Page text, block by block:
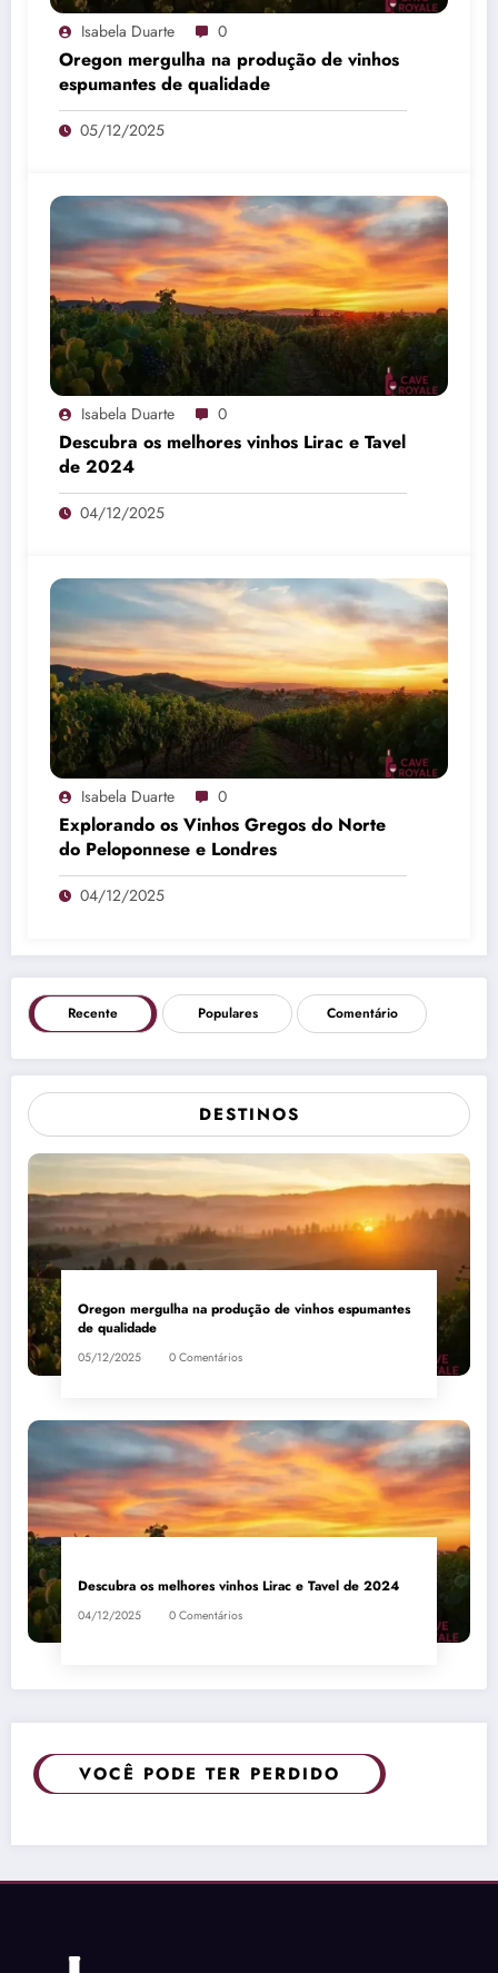
Isabela Duarte 0
Oregon mergulha na produção de vinhos
espumantes de qualidade
05/12/2025
Isabela Duarte 0
Descubra os melhores vinhos Lirac e Tavel
de 2024
04/12/2025
Isabela Duarte 0
Explorando os Vinhos Gregos do Norte
do Peloponnese e Londres
04/12/2025
Recente Populares Comentário
DESTINOS
Oregon mergulha na produção de vinhos espumantes
de qualidade
05/12/2025 0 Comentários
Descubra os melhores vinhos Lirac e Tavel de 2024
04/12/2025 0 Comentários
VOCÊ PODE TER PERDIDO